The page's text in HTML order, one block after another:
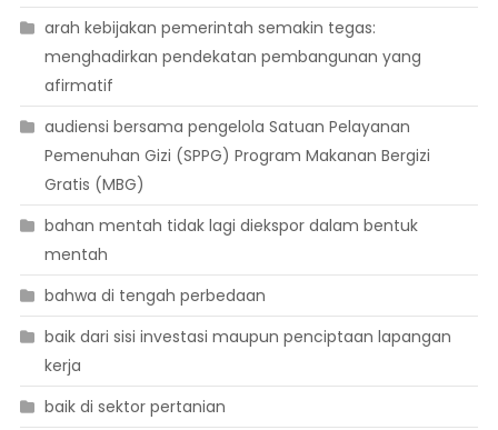
arah kebijakan pemerintah semakin tegas:
menghadirkan pendekatan pembangunan yang
afirmatif
audiensi bersama pengelola Satuan Pelayanan
Pemenuhan Gizi (SPPG) Program Makanan Bergizi
Gratis (MBG)
bahan mentah tidak lagi diekspor dalam bentuk
mentah
bahwa di tengah perbedaan
baik dari sisi investasi maupun penciptaan lapangan
kerja
baik di sektor pertanian